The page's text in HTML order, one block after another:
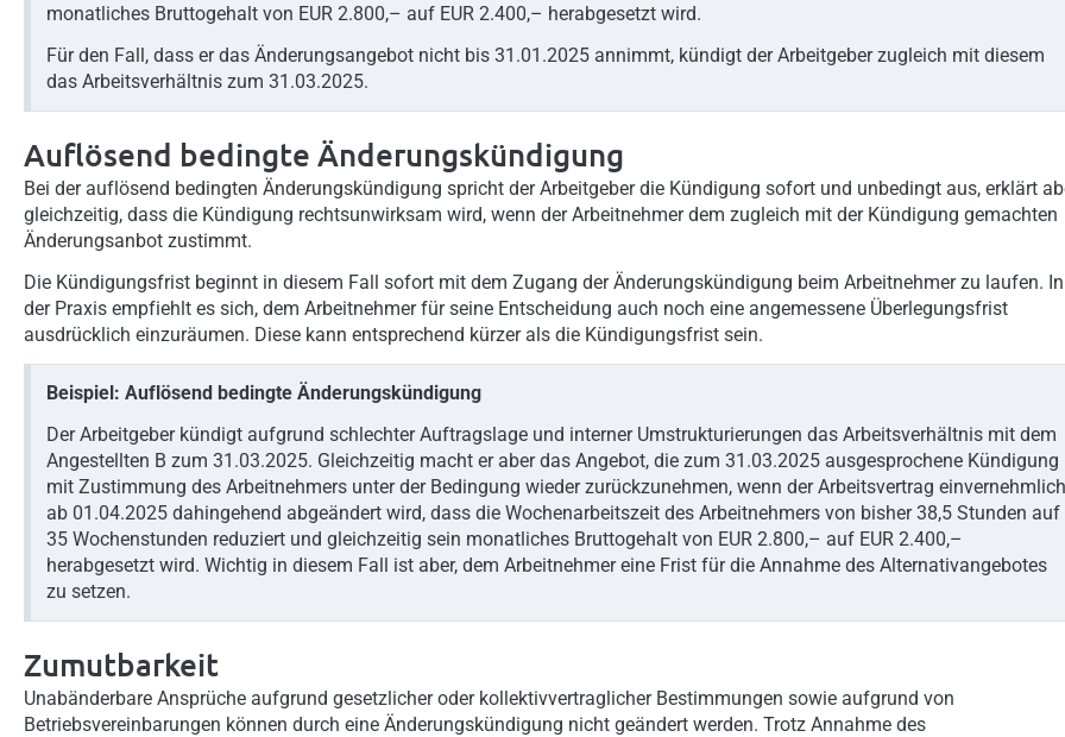
monatliches Bruttogehalt von EUR 2.800,– auf EUR 2.400,– herabgesetzt wird.
Für den Fall, dass er das Änderungsangebot nicht bis 31.01.2025 annimmt, kündigt der Arbeitgeber zugleich mit diesem
das Arbeitsverhältnis zum 31.03.2025.
Auflösend bedingte Änderungskündigung
Bei der auflösend bedingten Änderungskündigung spricht der Arbeitgeber die Kündigung sofort und unbedingt aus, erklärt
gleichzeitig, dass die Kündigung rechtsunwirksam wird, wenn der Arbeitnehmer dem zugleich mit der Kündigung gemachten
Änderungsanbot zustimmt.
Die Kündigungsfrist beginnt in diesem Fall sofort mit dem Zugang der Änderungskündigung beim Arbeitnehmer zu laufen. In
der Praxis empfiehlt es sich, dem Arbeitnehmer für seine Entscheidung auch noch eine angemessene Überlegungsfrist
ausdrücklich einzuräumen. Diese kann entsprechend kürzer als die Kündigungsfrist sein.
Beispiel: Auflösend bedingte Änderungskündigung
Der Arbeitgeber kündigt aufgrund schlechter Auftragslage und interner Umstrukturierungen das Arbeitsverhältnis mit dem
Angestellten B zum 31.03.2025. Gleichzeitig macht er aber das Angebot, die zum 31.03.2025 ausgesprochene Kündigung
mit Zustimmung des Arbeitnehmers unter der Bedingung wieder zurückzunehmen, wenn der Arbeitsvertrag einvernehmlich
ab 01.04.2025 dahingehend abgeändert wird, dass die Wochenarbeitszeit des Arbeitnehmers von bisher 38,5 Stunden auf
35 Wochenstunden reduziert und gleichzeitig sein monatliches Bruttogehalt von EUR 2.800,– auf EUR 2.400,–
herabgesetzt wird. Wichtig in diesem Fall ist aber, dem Arbeitnehmer eine Frist für die Annahme des Alternativangebotes
zu setzen.
Zumutbarkeit
Unabänderbare Ansprüche aufgrund gesetzlicher oder kollektivvertraglicher Bestimmungen sowie aufgrund von
Betriebsvereinbarungen können durch eine Änderungskündigung nicht geändert werden. Trotz Annahme des